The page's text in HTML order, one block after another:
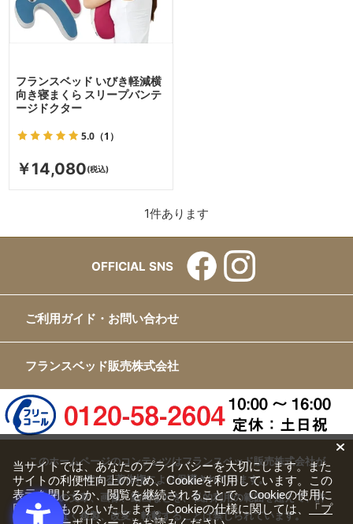
フランスベッド いびき軽減横
向き寝まくら スリープバンテ
ージドクター
5.0 （1）
￥14,080
1件あります
OFFICIAL SNS
ご利用ガイド・お問い合わせ
フランスベッド販売株式会社
このホームページのコンテンツはフランスベッド販売株式会社が
有する著作権により保護されています。
すべての文章、画像、動画などを、私的利用の範囲を超えて、許
可なく複製、改変、転載することは禁じられています。
当サイトでは、あなたのプライバシーを大切にします。また
サイトの利便性向上のため、Cookieを利用しています。この
表示を閉じるか、閲覧を継続されることで、Cookieの使用に
同意するものといたします。Cookieの仕様に関しては、
「プ